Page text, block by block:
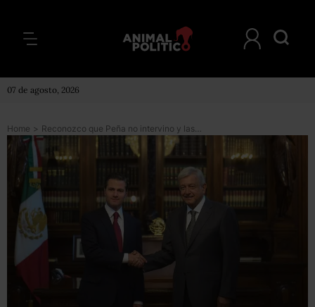
07 de agosto, 2026
Home > Reconozco que Peña no intervino y las elecciones fueron limpias, dice AMLO tras encuentro con el presidente